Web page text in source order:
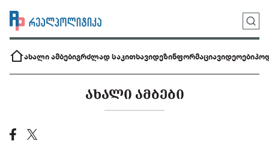
ახალი ამბებიგრძლად საკითხავიდეზინფორმაციავიდეოები
ᲐᲮᲐᲚᲘ ᲐᲛᲑᲔᲑᲘ